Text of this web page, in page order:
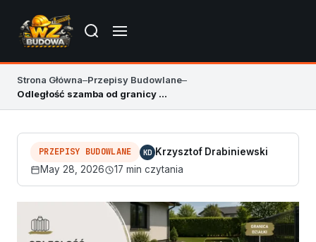
Strona Główna–Przepisy Budowlane–
Odległość szamba od granicy działki – przepisy 2026
PRZEPISY BUDOWLANE KD Krzysztof Drabiniewski
May 28, 2026
17 min czytania